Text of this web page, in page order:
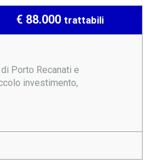
€ 88.000 trattabili
Porto Recanati e
investimento,